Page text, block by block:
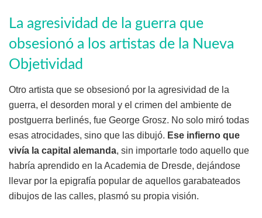
La agresividad de la guerra que
obsesionó a los artistas de la Nueva
Objetividad
Otro artista que se obsesionó por la agresividad de la
guerra, el desorden moral y el crimen del ambiente de
postguerra berlinés, fue George Grosz. No solo miró todas
esas atrocidades, sino que las dibujó. Ese infierno que
vivía la capital alemanda, sin importarle todo aquello que
habría aprendido en la Academia de Dresde, dejándose
llevar por la epigrafía popular de aquellos garabateados
dibujos de las calles, plasmó su propia visión.